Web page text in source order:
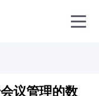
议管理的数